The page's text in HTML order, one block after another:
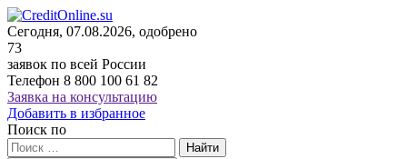
Сегодня, 07.08.2026, одобрено
73
заявок по всей России
Телефон 8 800 100 61 82
Заявка на консультацию
Добавить в избранное
Поиск по
Найти